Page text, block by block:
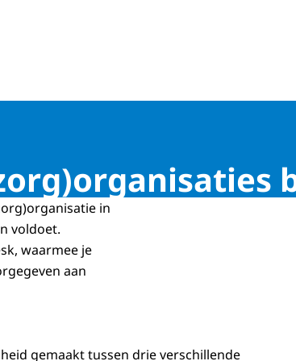
in
voldoet.
waarmee je
aan
gemaakt tussen drie verschillende